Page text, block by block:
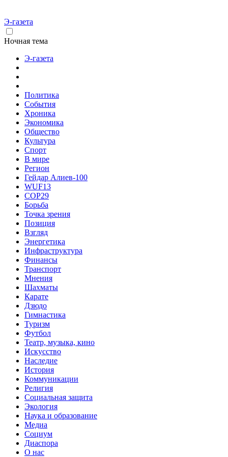
Э-газета
Ночная тема
Э-газета
Политика
События
Хроника
Экономика
Общество
Культура
Спорт
В мире
Регион
Гейдар Алиев-100
WUF13
COP29
Борьба
Точка зрения
Позиция
Взгляд
Энергетика
Инфраструктура
Финансы
Транспорт
Мнения
Шахматы
Карате
Дзюдо
Гимнастика
Туризм
Футбол
Театр, музыка, кино
Искусство
Наследие
История
Коммуникации
Религия
Социальная защита
Экология
Наука и образование
Медиа
Социум
Диаспора
О нас